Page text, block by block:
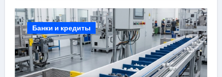
Банки и кредиты